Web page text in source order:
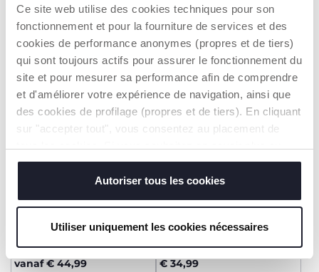
Ce site web utilise des cookies techniques pour son
fonctionnement et pour la fourniture de services et des
cookies de performance anonymes (propres et de tiers)
qui sont toujours actifs pour assurer le fonctionnement du
site et pour mesurer sa performance afin de comprendre
et d'améliorer votre expérience de navigation, ainsi que
des cookies de profilage (propres et de tiers). En cliquant
sur "accepter tout", vous consentez au placement de
modifier ou révoquer le consentement de tous les
cookies ou de certains d'entre eux, cliquez sur "afficher
les détails". En fermant cette bannière, vous consentez à
sont indispensables pour profiter du service demandé.
Autoriser tous les cookies
Utiliser uniquement les cookies nécessaires
TOEVOEGEN TOEVOEGEN
Sandalen Calumet
vanaf € 44,99
Sandalen Fayer
€ 34,99